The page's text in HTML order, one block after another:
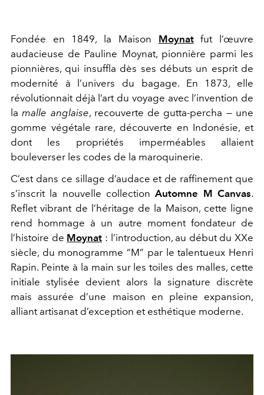
Fondée en 1849, la Maison Moynatfut l’œuvre
audacieuse de Pauline Moynat, pionnière parmi les
pionnières, qui insuffla dès ses débuts un esprit de
modernité à l’univers du bagage. En 1873, elle
révolutionnait déjà l’art du voyage avec l’invention de
lamalle anglaise, recouverte de gutta-percha — une
gomme végétale rare, découverte en Indonésie, et
dont les propriétés imperméables allaient
bouleverser les codes de la maroquinerie.
C’est dans ce sillage d’audace et de raffinement que
s’inscrit la nouvelle collectionAutomne M Canvas.
Reflet vibrant de l’héritage de la Maison, cette ligne
rend hommage à un autre moment fondateur de
l’histoire de Moynat : l’introduction, au début du XXe
siècle, du monogramme “M” par le talentueux Henri
Rapin. Peinte à la main sur les toiles des malles, cette
initiale stylisée devient alors la signature discrète
mais assurée d’une maison en pleine expansion,
alliant artisanat d’exception et esthétique moderne.